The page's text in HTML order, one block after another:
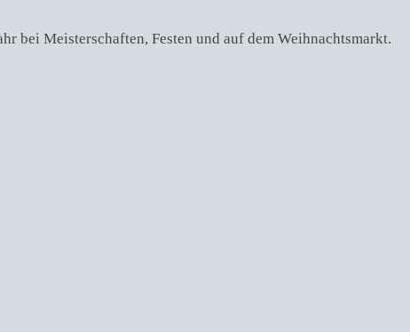
bei Meisterschaften, Festen und auf dem Weihnachtsmarkt.